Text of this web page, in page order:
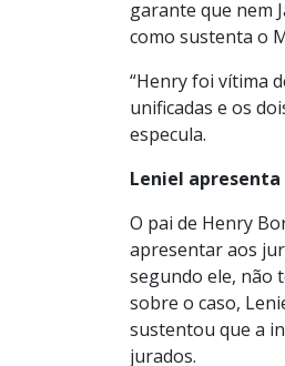
garante que nem
como sustenta o
“Henry foi vítima
unificadas e os
especula.
Leniel
O pai de Henry
apresentar aos
segundo ele, não
sobre o caso,
sustentou que a
jurados.